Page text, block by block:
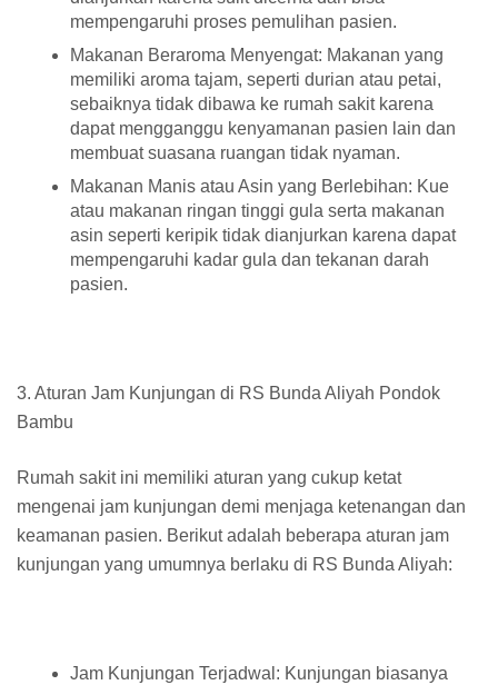
mempengaruhi proses pemulihan pasien.
Makanan Beraroma Menyengat: Makanan yang
memiliki aroma tajam, seperti durian atau petai,
sebaiknya tidak dibawa ke rumah sakit karena
dapat mengganggu kenyamanan pasien lain dan
membuat suasana ruangan tidak nyaman.
Makanan Manis atau Asin yang Berlebihan: Kue
atau makanan ringan tinggi gula serta makanan
asin seperti keripik tidak dianjurkan karena dapat
mempengaruhi kadar gula dan tekanan darah
pasien.
3. Aturan Jam Kunjungan di RS Bunda Aliyah Pondok
Bambu
Rumah sakit ini memiliki aturan yang cukup ketat
mengenai jam kunjungan demi menjaga ketenangan dan
keamanan pasien. Berikut adalah beberapa aturan jam
kunjungan yang umumnya berlaku di RS Bunda Aliyah:
Jam Kunjungan Terjadwal: Kunjungan biasanya